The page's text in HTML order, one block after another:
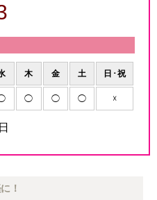
木 金 土 日･祝
◯ ◯ ◯ ☓
！